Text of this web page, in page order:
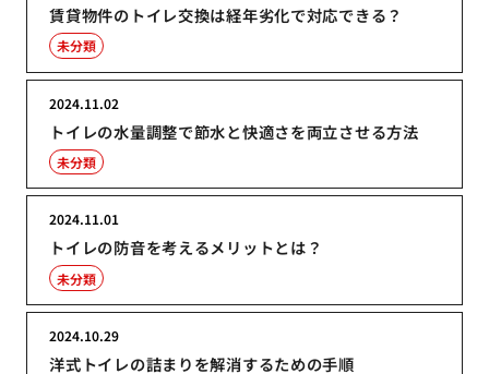
賃貸物件のトイレ交換は経年劣化で対応できる？
未分類
トイレの水量調整で節水と快適さを両立させる方法
2024.11.02
未分類
トイレの防音を考えるメリットとは？
2024.11.01
未分類
洋式トイレの詰まりを解消するための手順
2024.10.29